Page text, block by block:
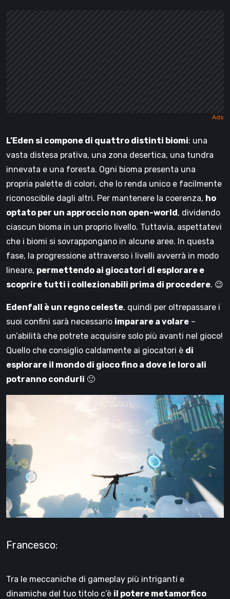
L’Eden si compone di quattro distinti biomi: una
vasta distesa prativa, una zona desertica, una tundra
innevata e una foresta. Ogni bioma presenta una
propria palette di colori, che lo renda unico e facilmente
riconoscibile dagli altri. Per mantenere la coerenza, ho
optato per un approccio non open-world , dividendo
ciascun bioma in un proprio livello. Tuttavia, aspettatevi
che i biomi si sovrappongano in alcune aree. In questa
fase, la progressione attraverso i livelli avverrà in modo
lineare, permettendo ai giocatori di esplorare e
scoprire tutti i collezionabili prima di procedere. 😉
Edenfall è un regno celeste, quindi per oltrepassare i
suoi confini sarà necessario imparare a volare –
un’abilità che potrete acquisire solo più avanti nel gioco!
Quello che consiglio caldamente ai giocatori è di
esplorare il mondo di gioco fino a dove le loro ali
potranno condurli 🙂
Francesco:
Tra le meccaniche di gameplay più intriganti e
dinamiche del tuo titolo c’è il potere metamorfico